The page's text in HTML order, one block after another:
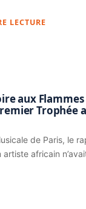
LECTURE
aux
Trophée
de Paris, le
artiste africain